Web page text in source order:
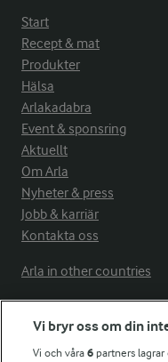
Start
Recept & mat
Produkter
Hälsa
Arlakadabra
Event & sponsring
Aktuellt
Om Arla
Nyheter & press
Jobb & karriär
Kontakta oss
Arla in other countries
Fler Arlasajter
Vi bryr oss om din
Vi och våra6 partners